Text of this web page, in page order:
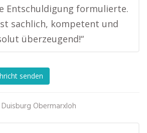
Entschuldigung formulierte.
sachlich, kompetent und
überzeugend!“
senden
Duisburg Obermarxloh